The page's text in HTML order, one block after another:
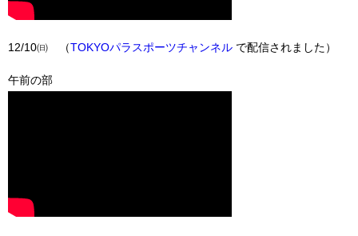
12/10㈰ （TOKYOパラスポーツチャンネル で配信されました）
午前の部